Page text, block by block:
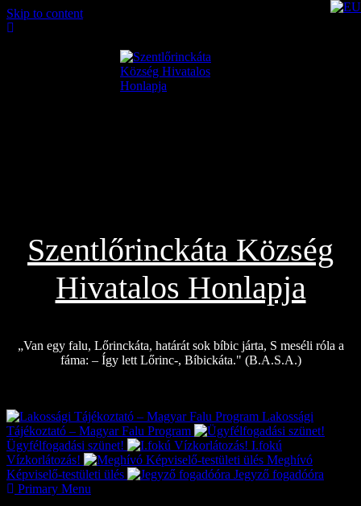
Skip to content
Szentlőrinckáta Község
Hivatalos Honlapja
„Van egy falu, Lőrinckáta, határát sok bíbic járta, S meséli róla a
fáma: – Így lett Lőrinc-, Bíbickáta." (B.A.S.A.)
Lakossági
Tájékoztató – Magyar Falu Program
Ügyfélfogadási szünet!
I.fokú
Vízkorlátozás!
Meghívó
Képviselő-testületi ülés
Jegyző fogadóóra
Primary Menu